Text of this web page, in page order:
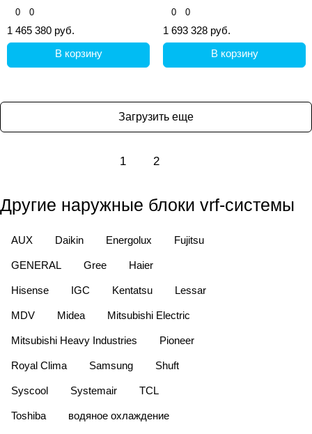
системы, серия ERXY3
0 0
1 465 380 руб.
В корзину
системы, серия ERXY3
0 0
1 693 328 руб.
В корзину
Загрузить еще
1 2
Другие наружные блоки vrf-системы
AUX Daikin Energolux Fujitsu
GENERAL Gree Haier
Hisense IGC Kentatsu Lessar
MDV Midea Mitsubishi Electric
Mitsubishi Heavy Industries Pioneer
Royal Clima Samsung Shuft
Syscool Systemair TCL
Toshiba водяное охлаждение